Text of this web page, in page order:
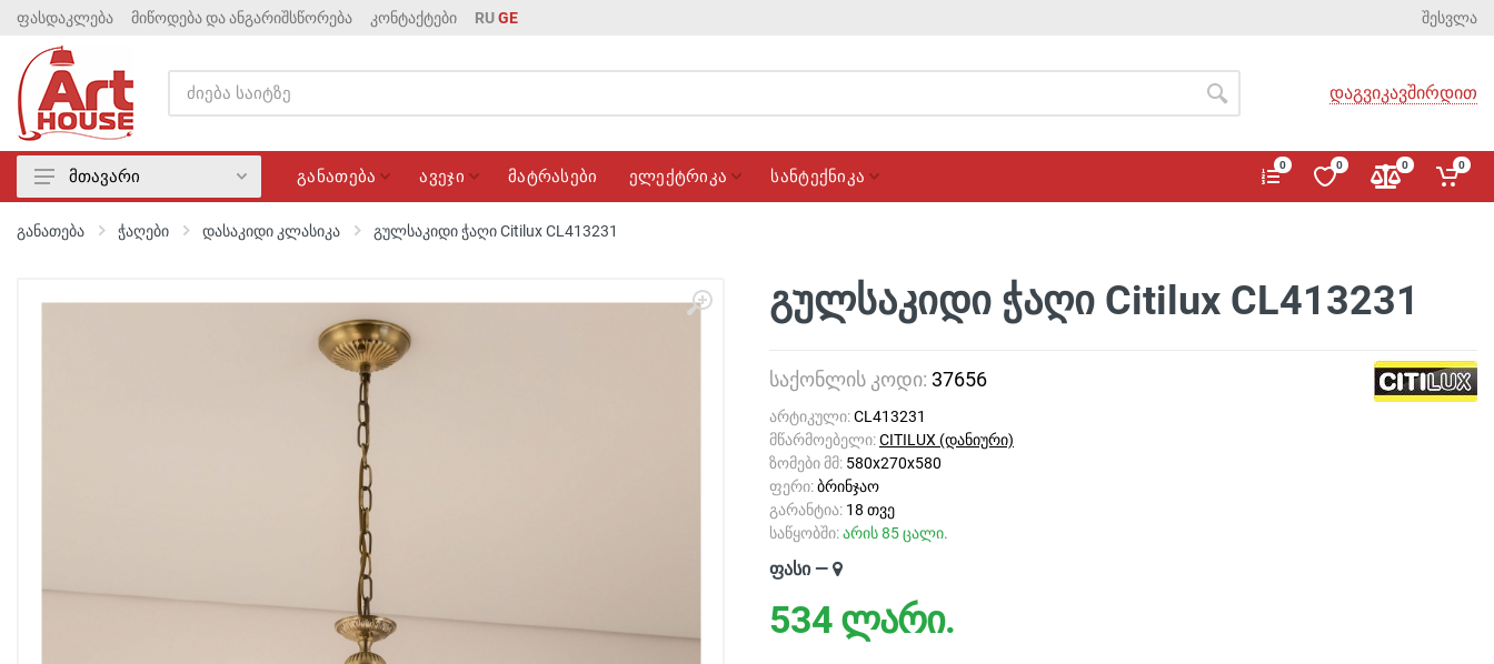
ფასდაკლება მიწოდება და ანგარიშსწორება კონტაქტები RUGE შესვლა
დაგვიკავშირდით
განათება
მთავარი განათება ავეჯი მატრასები ელექტრიკა სანტექნიკა
0 0 0 0
განათება ჭაღები დასაკიდი კლასიკა გულსაკიდი ჭაღი Citilux CL413231
გულსაკიდი ჭაღი Citilux CL413231
საქონლის კოდი: 37656
არტიკული:CL413231
მწარმოებელი:CITILUX (დანიური)
ზომები მმ: 580x270x580
ფერი:ბრინჯაო
გარანტია: 18 თვე
საწყობში:არის 85 ცალი.
ფასი —
534 ლარი.